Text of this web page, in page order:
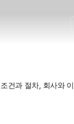
건과 절차, 회사와